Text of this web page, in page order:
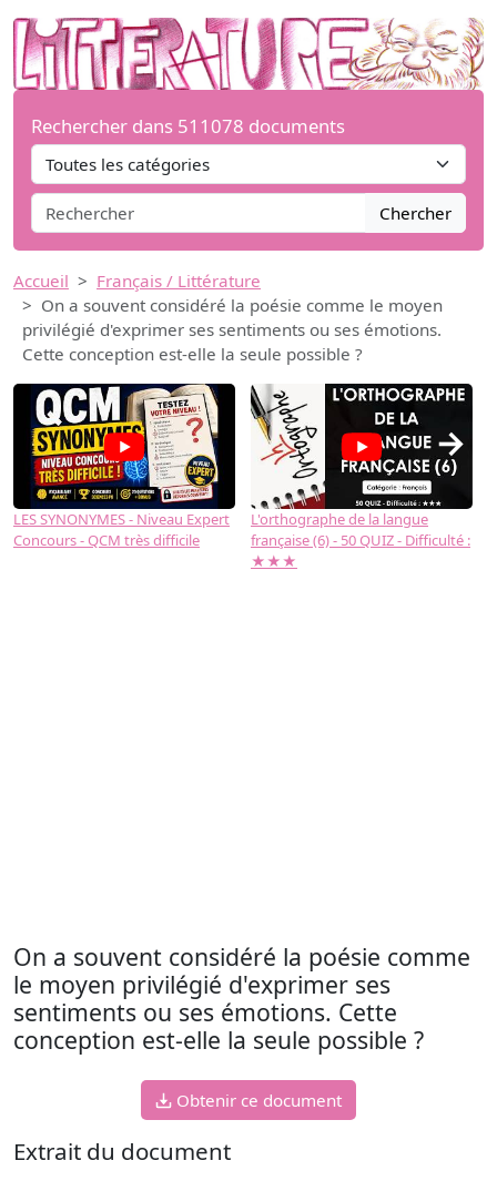
Rechercher dans 511078 documents
Chercher
Accueil
Français / Littérature
On a souvent considéré la poésie comme le moyen
privilégié d'exprimer ses sentiments ou ses émotions.
Cette conception est-elle la seule possible ?
LES SYNONYMES - Niveau Expert
Concours - QCM très difficile
L'orthographe de la langue
française (6) - 50 QUIZ - Difficulté :
★★★
→
On a souvent considéré la poésie comme
le moyen privilégié d'exprimer ses
sentiments ou ses émotions. Cette
conception est-elle la seule possible ?
Obtenir ce document
Extrait du document